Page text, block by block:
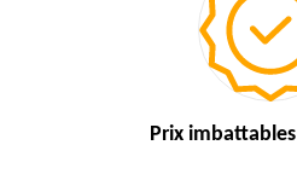
Prix imbattables